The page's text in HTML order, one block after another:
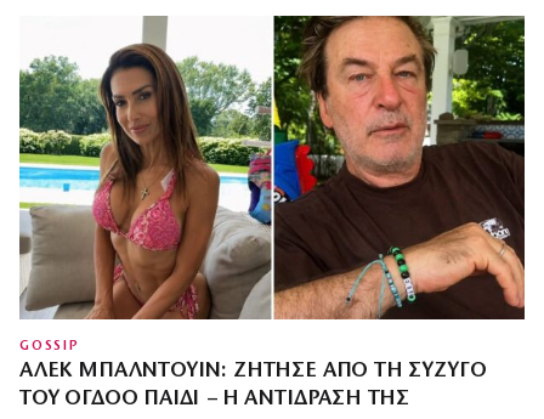
GOSSIP
ΆΛΕΚ ΜΠΆΛΝΤΟΥΙΝ: ΖΉΤΗΣΕ ΑΠΌ ΤΗ ΣΎΖΥΓΌ
ΤΟΥ ΌΓΔΟΟ ΠΑΙΔΊ – Η ΑΝΤΊΔΡΑΣΉ ΤΗΣ